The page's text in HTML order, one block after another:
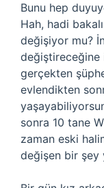
Bunu hep
Hah, hadi
değişiyor mu?
değiştireceğine
gerçekten
evlendikten
sonra 10 tane
zaman eski
değişen bir şey